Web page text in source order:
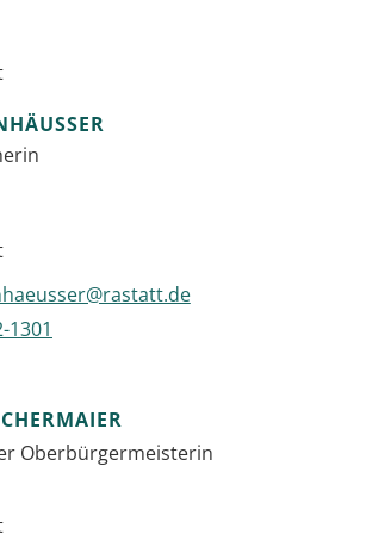
1301
Oberbürgermeisterin